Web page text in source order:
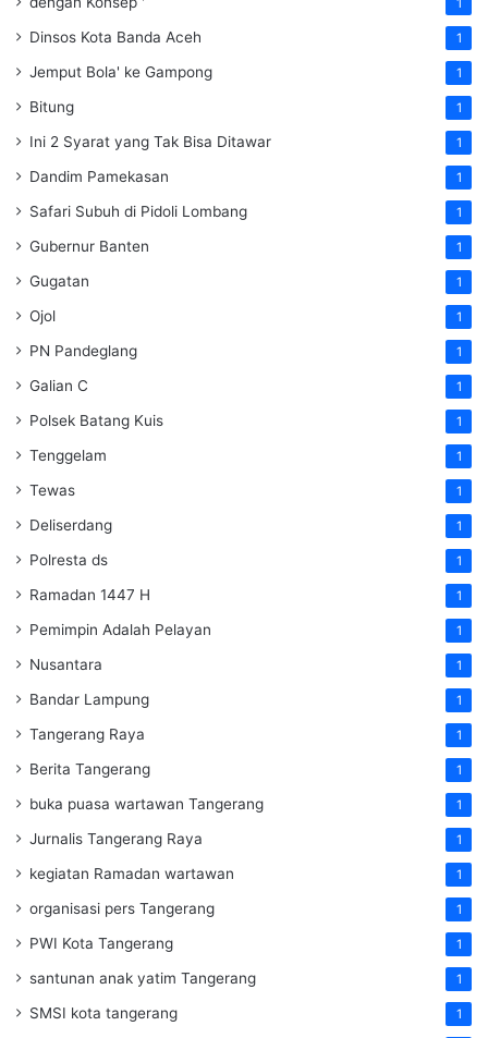
1
Dinsos Kota Banda Aceh 1
Jemput Bola' ke Gampong 1
Bitung 1
Ini 2 Syarat yang Tak Bisa Ditawar 1
Dandim Pamekasan 1
Safari Subuh di Pidoli Lombang 1
Gubernur Banten 1
Gugatan 1
Ojol 1
PN Pandeglang 1
Galian C 1
Polsek Batang Kuis 1
Tenggelam 1
Tewas 1
Deliserdang 1
Polresta ds 1
Ramadan 1447 H 1
Pemimpin Adalah Pelayan 1
Nusantara 1
Bandar Lampung 1
Tangerang Raya 1
Berita Tangerang 1
buka puasa wartawan Tangerang 1
Jurnalis Tangerang Raya 1
kegiatan Ramadan wartawan 1
organisasi pers Tangerang 1
PWI Kota Tangerang 1
santunan anak yatim Tangerang 1
SMSI kota tangerang 1